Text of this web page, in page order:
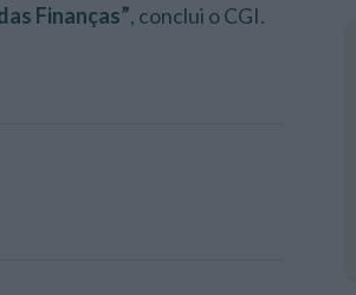
Finanças”, conclui o CGI.